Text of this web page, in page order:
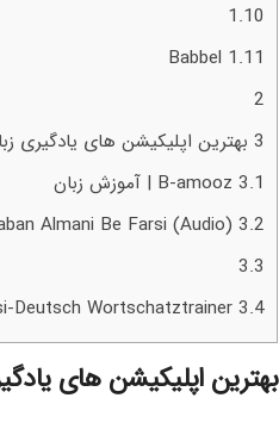
1.10
1.11
2
3 بهترین اپلیکیشن های یادگیری
3.1
3.2
3.3
3.4
بهترین اپلیکیشن های